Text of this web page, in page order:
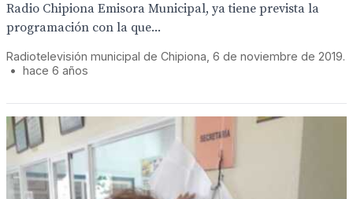
Radio Chipiona Emisora Municipal, ya tiene prevista la
programación con la que...
Radiotelevisión municipal de Chipiona, 6 de noviembre de 2019.
• hace 6 años